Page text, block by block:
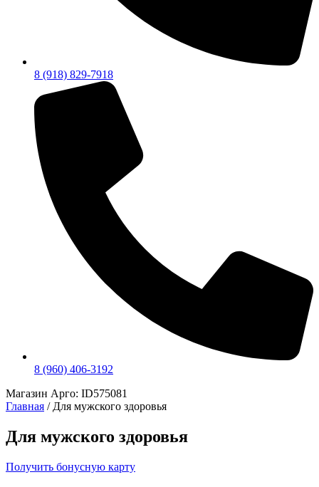
8 (918) 829-7918
8 (960) 406-3192
Магазин Арго: ID575081
Главная / Для мужского здоровья
Для мужского здоровья
Получить бонусную карту